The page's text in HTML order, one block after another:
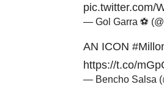
pic.twitter.com/
— Gol Garra ⚽
AN ICON
https://t.co/
— Bencho Salsa